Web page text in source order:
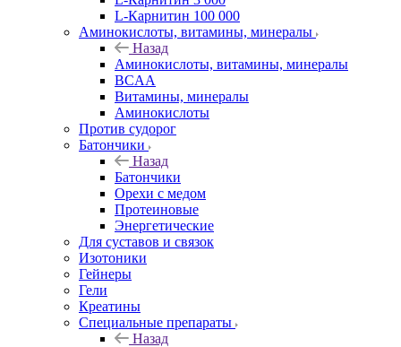
L-Карнитин 100 000
Аминокислоты, витамины, минералы
Назад
Аминокислоты, витамины, минералы
BCAA
Витамины, минералы
Аминокислоты
Против судорог
Батончики
Назад
Батончики
Орехи с медом
Протеиновые
Энергетические
Для суставов и связок
Изотоники
Гейнеры
Гели
Креатины
Специальные препараты
Назад